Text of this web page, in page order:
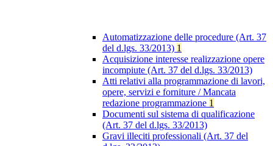
Automatizzazione delle procedure (Art. 37
del d.lgs. 33/2013) 1
Acquisizione interesse realizzazione opere
incompiute (Art. 37 del d.lgs. 33/2013)
Atti relativi alla programmazione di lavori,
opere, servizi e forniture / Mancata
redazione programmazione 1
Documenti sul sistema di qualificazione
(Art. 37 del d.lgs. 33/2013)
Gravi illeciti professionali (Art. 37 del